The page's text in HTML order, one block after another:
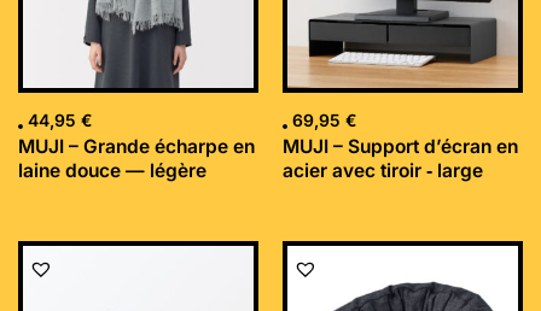
44,95 €
MUJI – Grande écharpe en
laine douce — légère
69,95 €
MUJI – Support d’écran en
acier avec tiroir ‐ large